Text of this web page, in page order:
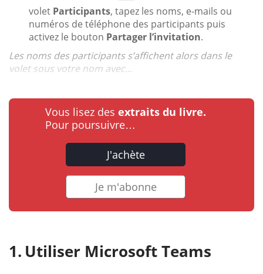
volet Participants, tapez les noms, e-mails ou
numéros de téléphone des participants puis
activez le bouton Partager l’invitation.
Les noms des participants s’affichent alors dans le
volet sous votre nom avec...
Vous lisez des extraits du livre.
Pour poursuivre…
J'achète
Je m'abonne
Utiliser Microsoft Teams